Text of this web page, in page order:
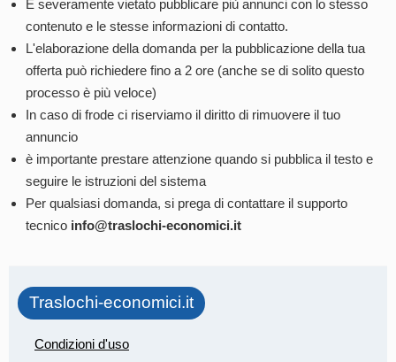
È severamente vietato pubblicare più annunci con lo stesso
contenuto e le stesse informazioni di contatto.
L'elaborazione della domanda per la pubblicazione della tua
offerta può richiedere fino a 2 ore (anche se di solito questo
processo è più veloce)
In caso di frode ci riserviamo il diritto di rimuovere il tuo
annuncio
è importante prestare attenzione quando si pubblica il testo e
seguire le istruzioni del sistema
Per qualsiasi domanda, si prega di contattare il supporto
tecnico info@traslochi-economici.it
Traslochi-economici.it
Condizioni d'uso